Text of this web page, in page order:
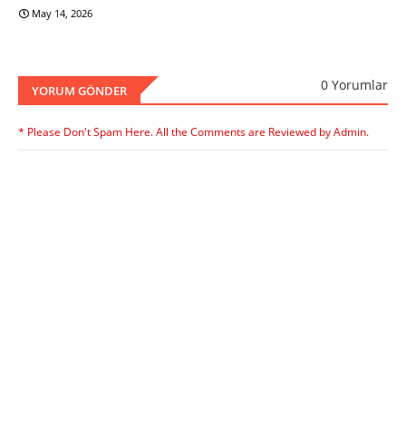
May 14, 2026
YORUM GÖNDER 0 Yorumlar
* Please Don't Spam Here. All the Comments are Reviewed by Admin.